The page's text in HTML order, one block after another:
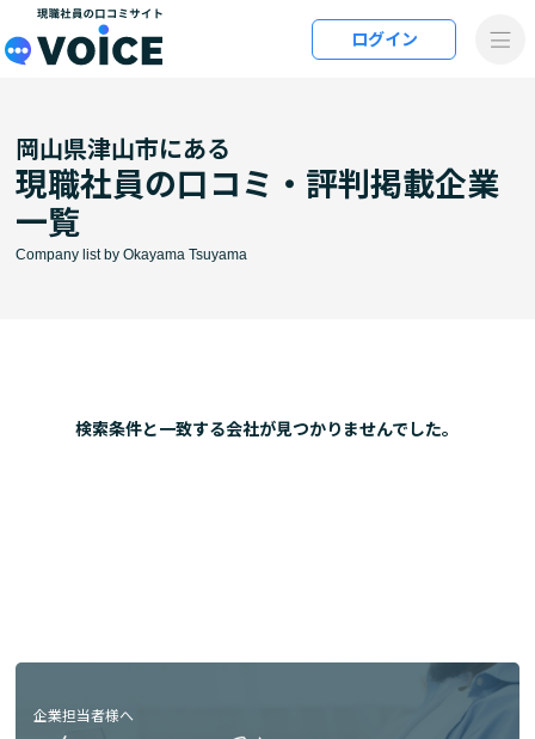
メインコンテンツにスキップ
ログイン
岡山県津山市にある
現職社員の口コミ・評判掲載企業
一覧
Company list by Okayama Tsuyama
検索条件と⼀致する会社が⾒つかりませんでした。
企業担当者様へ